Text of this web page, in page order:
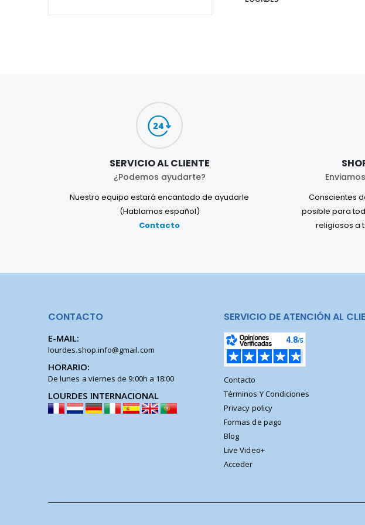
SERVICIO AL CLIENTE
¿Podemos ayudarte?
Nuestro equipo estará encantado de ayudarle
(Hablamos español)
Contacto
Conscientes
posible para
religiosos a
CONTACTO
E-MAIL:
lourdes.shop.info@gmail.com
HORARIO:
De lunes a viernes de 9:00h a 18:00
LOURDES INTERNACIONAL
SERVICIO DE ATENCIÓN AL
Contacto
Términos Y Condiciones
Privacy policy
Formas de pago
Blog
Live Video+
Acceder